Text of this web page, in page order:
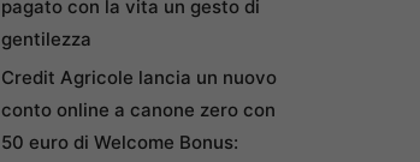
pagato con la vita un gesto di
gentilezza
Credit Agricole lancia un nuovo
conto online a canone zero con
50 euro di Welcome Bonus: